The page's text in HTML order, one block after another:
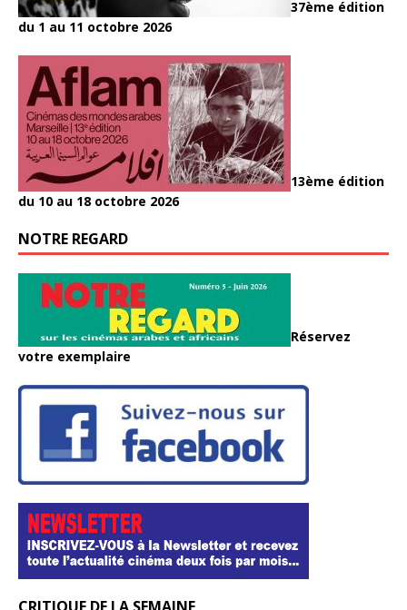
37ème édition
du 1 au 11 octobre 2026
13ème édition
du 10 au 18 octobre 2026
NOTRE REGARD
Réservez
votre exemplaire